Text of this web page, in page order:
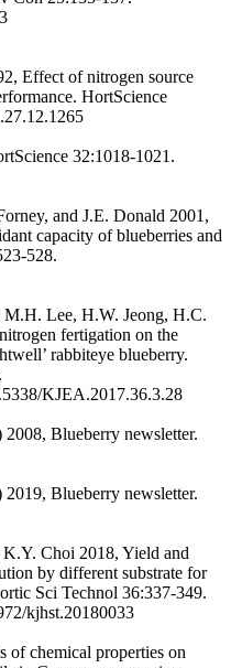
Effect of nitrogen source
HortScience
32:1018-1021.
and J.E. Donald 2001,
capacity of blueberries and
528.
Lee, H.W. Jeong, H.C.
fertigation on the
rabbiteye blueberry.
KJEA.2017.36.3.28
Blueberry newsletter.
Blueberry newsletter.
Choi 2018, Yield and
by different substrate for
Sci Technol 36:337-349.
kjhst.20180033
of chemical properties on